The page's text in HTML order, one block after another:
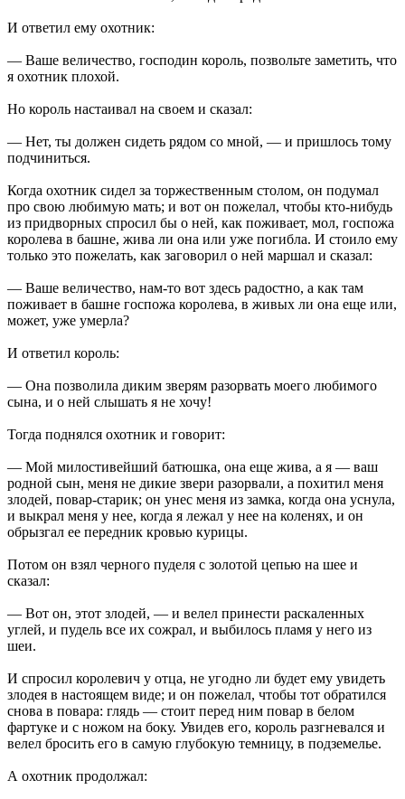
И ответил ему охотник:
— Ваше величество, господин король, позвольте заметить, что
я охотник плохой.
Но король настаивал на своем и сказал:
— Нет, ты должен сидеть рядом со мной, — и пришлось тому
подчиниться.
Когда охотник сидел за торжественным столом, он подумал
про свою любимую мать; и вот он пожелал, чтобы кто-нибудь
из придворных спросил бы о ней, как поживает, мол, госпожа
королева в башне, жива ли она или уже погибла. И стоило ему
только это пожелать, как заговорил о ней маршал и сказал:
— Ваше величество, нам-то вот здесь радостно, а как там
поживает в башне госпожа королева, в живых ли она еще или,
может, уже умерла?
И ответил король:
— Она позволила диким зверям разорвать моего любимого
сына, и о ней слышать я не хочу!
Тогда поднялся охотник и говорит:
— Мой милостивейший батюшка, она еще жива, а я — ваш
родной сын, меня не дикие звери разорвали, а похитил меня
злодей, повар-старик; он унес меня из замка, когда она уснула,
и выкрал меня у нее, когда я лежал у нее на коленях, и он
обрызгал ее передник кровью курицы.
Потом он взял черного пуделя с золотой цепью на шее и
сказал:
— Вот он, этот злодей, — и велел принести раскаленных
углей, и пудель все их сожрал, и выбилось пламя у него из
шеи.
И спросил королевич у отца, не угодно ли будет ему увидеть
злодея в настоящем виде; и он пожелал, чтобы тот обратился
снова в повара: глядь — стоит перед ним повар в белом
фартуке и с ножом на боку. Увидев его, король разгневался и
велел бросить его в самую глубокую темницу, в подземелье.
А охотник продолжал: